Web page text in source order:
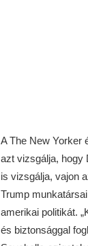
A The New Yorker
azt vizsgálja, hogy
is vizsgálja, vajon
Trump
amerikai politikát.
és biztonsággal